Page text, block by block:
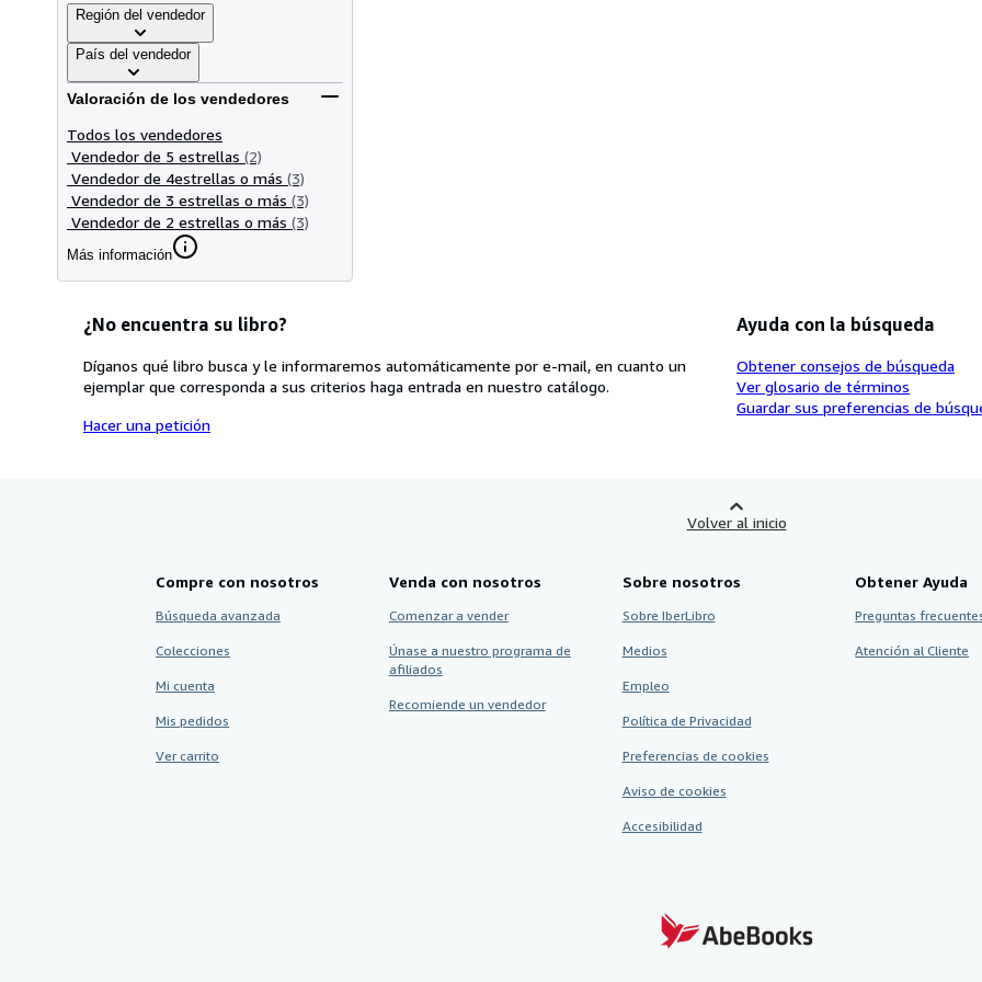
Región del vendedor
País del vendedor
Valoración de los vendedores
Todos los vendedores
Vendedor de 5 estrellas (2)
Vendedor de 4estrellas o más (3)
Vendedor de 3 estrellas o más (3)
Vendedor de 2 estrellas o más (3)
Más información
¿No encuentra su libro?
Díganos qué libro busca y le informaremos automáticamente por e-mail, en cuanto un
ejemplar que corresponda a sus criterios haga entrada en nuestro catálogo.
Hacer una petición
Ayuda con la búsqueda
Obtener consejos de búsqueda
Ver glosario de términos
Guardar sus preferencias de
Volver al inicio
Compre con nosotros
Búsqueda avanzada
Colecciones
Mi cuenta
Mis pedidos
Ver carrito
Venda con nosotros
Comenzar a vender
Únase a nuestro programa de
afiliados
Recomiende un vendedor
Sobre nosotros
Sobre IberLibro
Medios
Empleo
Política de Privacidad
Preferencias de cookies
Aviso de cookies
Accesibilidad
Obtener Ayuda
Preguntas
Atención al Cliente